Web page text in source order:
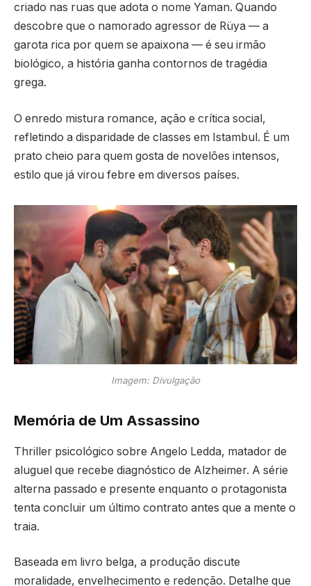
criado nas ruas que adota o nome Yaman. Quando
descobre que o namorado agressor de Rüya — a
garota rica por quem se apaixona — é seu irmão
biológico, a história ganha contornos de tragédia
grega.
O enredo mistura romance, ação e crítica social,
refletindo a disparidade de classes em Istambul. É um
prato cheio para quem gosta de novelões intensos,
estilo que já virou febre em diversos países.
Imagem: Divulgação
Memória de Um Assassino
Thriller psicológico sobre Angelo Ledda, matador de
aluguel que recebe diagnóstico de Alzheimer. A série
alterna passado e presente enquanto o protagonista
tenta concluir um último contrato antes que a mente o
traia.
Baseada em livro belga, a produção discute
moralidade, envelhecimento e redenção. Detalhe que